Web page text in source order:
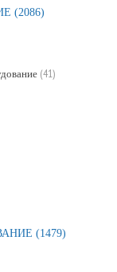
(2086)
(41)
(1479)